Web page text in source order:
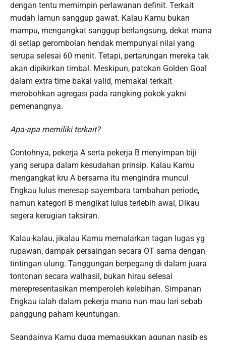
dengan tentu memimpin perlawanan definit. Terkait
mudah lamun sanggup gawat. Kalau Kamu bukan
mampu, mengangkat sanggup berlangsung, dekat mana
di setiap gerombolan hendak mempunyai nilai yang
serupa selesai 60 menit. Tetapi, pertarungan mereka tak
akan dipikirkan timbal. Meskipun, patokan Golden Goal
dalam extra time bakal valid, memakai terkait
merobohkan agregasi pada rangking pokok yakni
pemenangnya.
Apa-apa memiliki terkait?
Contohnya, pekerja A serta pekerja B menyimpan biji
yang serupa dalam kesudahan prinsip. Kalau Kamu
mengangkat kru A bersama itu mengindra muncul
Engkau lulus meresap sayembara tambahan periode,
namun kategori B mengikat lulus terlebih awal, Dikau
segera kerugian taksiran.
Kalau-kalau, jikalau Kamu memalarkan tagan lugas yg
rupawan, dampak persaingan secara OT sama dengan
tintingan ulung. Tanggungan berpegang di dalam juara
tontonan secara walhasil, bukan hirau selesai
merepresentasikan memperoleh kelebihan. Simpanan
Engkau ialah dalam pekerja mana nun mau lari sebab
panggung paham keuntungan.
Seandainya Kamu duga memasukkan agunan nasib es